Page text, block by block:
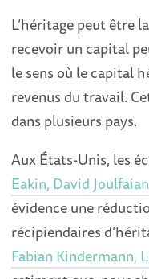
L’héritage peut être
recevoir un capital
le sens où le capital
revenus du travail.
dans plusieurs pays.
Aux États-Unis, les
Eakin, David
évidence une
récipiendaires
Fabian Kindermann,